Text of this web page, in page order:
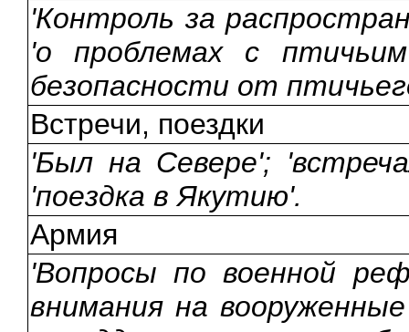
'Контроль за
'о проблемах с
безопасности от
Встречи, поездки
'Был на Севере';
'поездка в Якутию'.
Армия
'Вопросы по военной
внимания на